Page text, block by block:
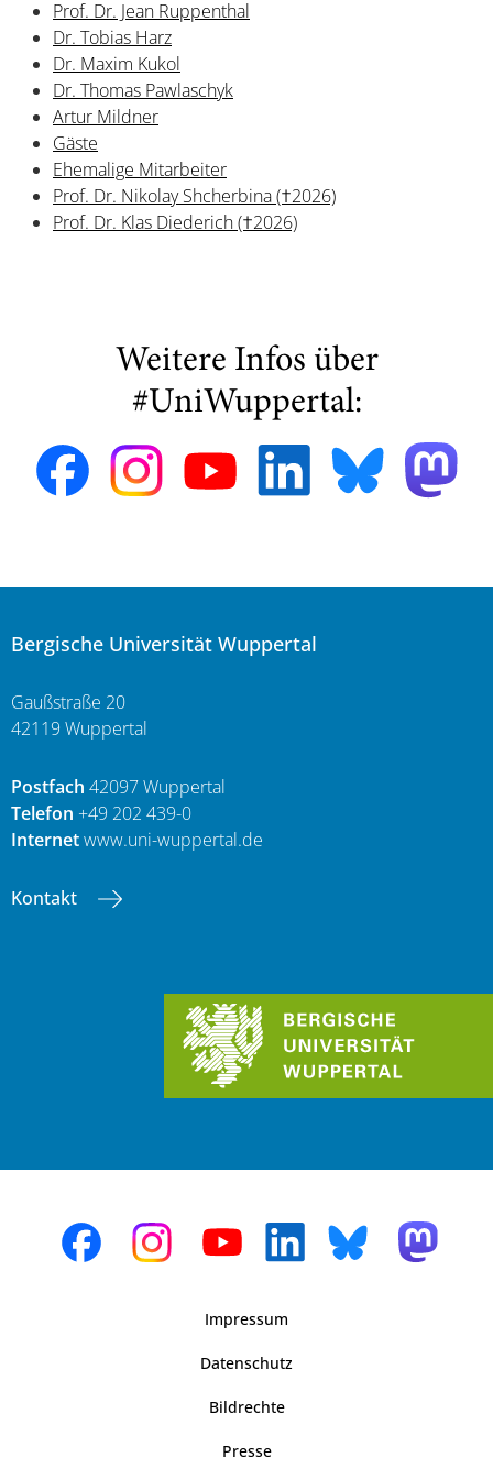
Prof. Dr. Jean Ruppenthal
Dr. Tobias Harz
Dr. Maxim Kukol
Dr. Thomas Pawlaschyk
Artur Mildner
Gäste
Ehemalige Mitarbeiter
Prof. Dr. Nikolay Shcherbina (†2026)
Prof. Dr. Klas Diederich (†2026)
Weitere Infos über
#UniWuppertal:
Bergische Universität Wuppertal
Gaußstraße 20
42119 Wuppertal
Postfach 42097 Wuppertal
Telefon +49 202 439-0
Internetwww.uni-wuppertal.de
Kontakt
Impressum
Datenschutz
Bildrechte
Presse